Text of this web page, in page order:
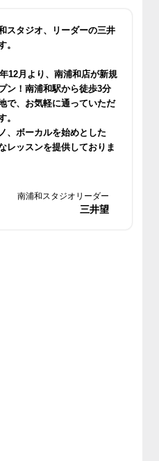
スタジオ、リーダーの三井
。
12月より、南浦和店が新規
ン！南浦和駅から徒歩3分
で、お気軽に通っていただ
。
、ボーカルを始めとした
レッスンを提供しておりま
気軽においでください。
南浦和スタジオリーダー
三井望